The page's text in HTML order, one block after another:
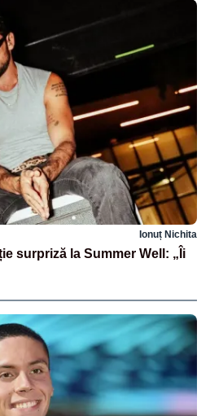
Ionuț Nichita
surpriză la Summer Well: „Îi